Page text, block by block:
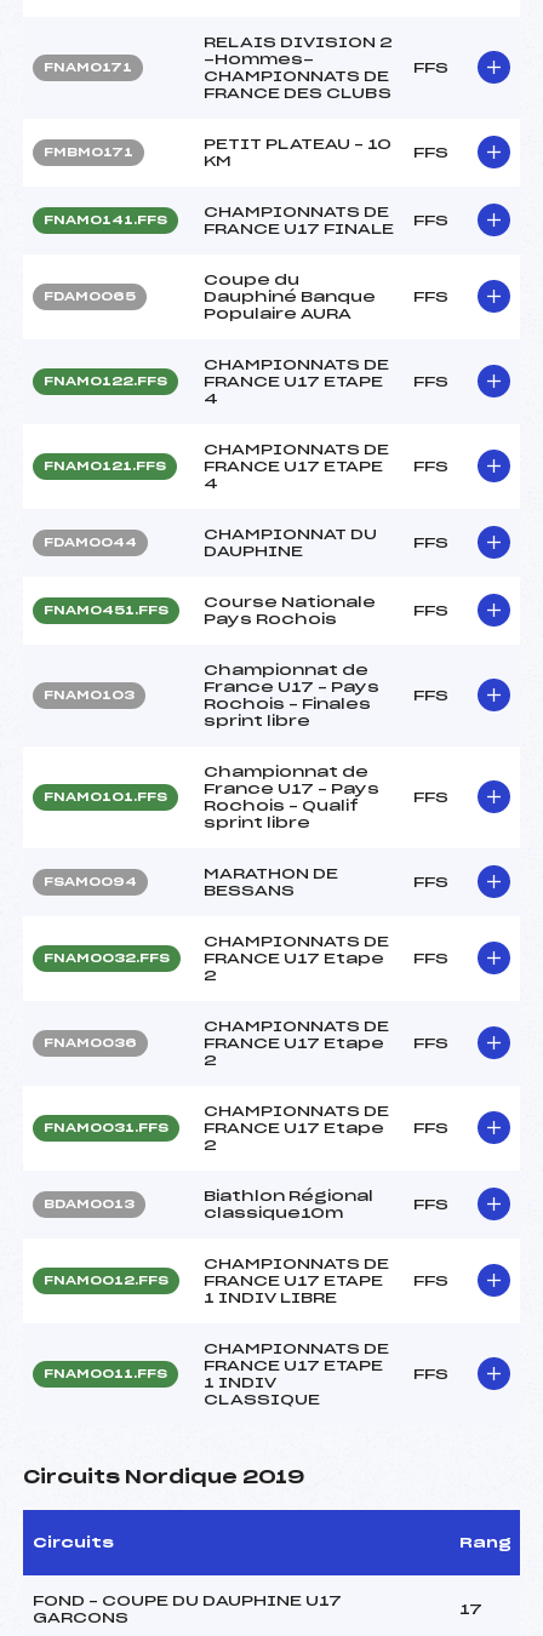
FNAM0171
RELAIS DIVISION 2
-Hommes-
CHAMPIONNATS DE
FRANCE DES CLUBS
FFS
FMBM0171
PETIT PLATEAU – 10
KM
FFS
FNAM0141.FFS
CHAMPIONNATS DE
FRANCE U17 FINALE
FFS
FDAM0065
Coupe du
Dauphiné Banque
Populaire AURA
FFS
FNAM0122.FFS
CHAMPIONNATS DE
FRANCE U17 ETAPE
4
FFS
FNAM0121.FFS
CHAMPIONNATS DE
FRANCE U17 ETAPE
4
FFS
FDAM0044
CHAMPIONNAT DU
DAUPHINE
FFS
FNAM0451.FFS
Course Nationale
Pays Rochois
FFS
FNAM0103
Championnat de
France U17 – Pays
Rochois – Finales
sprint libre
FFS
FNAM0101.FFS
Championnat de
France U17 – Pays
Rochois – Qualif
sprint libre
FFS
FSAM0094
MARATHON DE
BESSANS
FFS
FNAM0032.FFS
CHAMPIONNATS DE
FRANCE U17 Etape
2
FFS
FNAM0036
CHAMPIONNATS DE
FRANCE U17 Etape
2
FFS
FNAM0031.FFS
CHAMPIONNATS DE
FRANCE U17 Etape
2
FFS
BDAM0013
Biathlon Régional
classique10m
FFS
FNAM0012.FFS
CHAMPIONNATS DE
FRANCE U17 ETAPE
1 INDIV LIBRE
FFS
FNAM0011.FFS
CHAMPIONNATS DE
FRANCE U17 ETAPE
1 INDIV
CLASSIQUE
FFS
Circuits Nordique 2019
Circuits Rang
FOND – COUPE DU DAUPHINE U17
GARCONS
17